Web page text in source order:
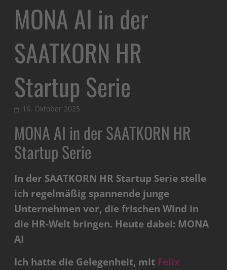
MONA AI in der
SAATKORN HR
Startup Serie
16. Oktober 2025
MONA AI in der SAATKORN HR
Startup Serie
In der SAATKORN HR Startup Serie stelle
ich regelmäßig spannende junge
Unternehmen vor, die frischen Wind in
die HR-Welt bringen. Heute dabei: MONA
AI
Ich hatte die Gelegenheit, mit Felix